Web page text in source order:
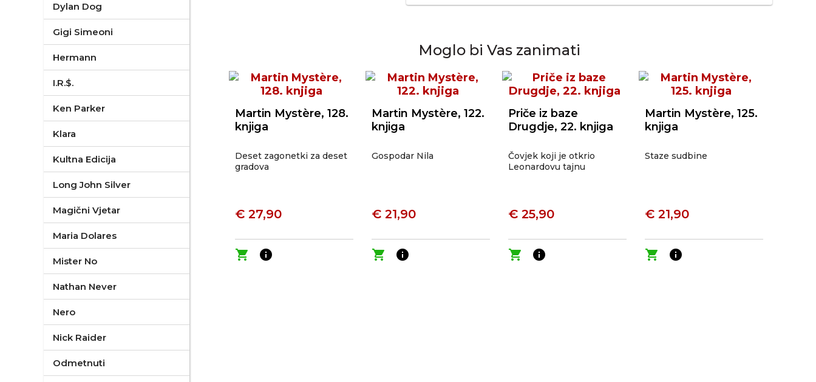
Dylan Dog
Gigi Simeoni
Hermann
I.R.$.
Ken Parker
Klara
Kultna Edicija
Long John Silver
Magični Vjetar
Maria Dolares
Mister No
Nathan Never
Nero
Nick Raider
Odmetnuti
Moglo bi Vas zanimati
Martin Mystère, 128.
knjiga
Deset zagonetki za deset
gradova
€ 27,90
shopping_cart info
Martin Mystère, 122.
knjiga
Gospodar Nila
€ 21,90
shopping_cart info
Priče iz baze
Drugdje, 22. knjiga
Čovjek koji je otkrio
Leonardovu tajnu
€ 25,90
shopping_cart info
Martin Mystère, 125.
knjiga
Staze sudbine
€ 21,90
shopping_cart info